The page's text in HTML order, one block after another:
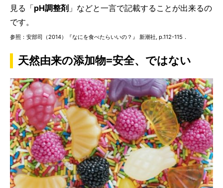
見る「pH調整剤 」などと一言で記載することが出来るの
です。
参照：安部司（2014）『なにを食べたらいいの？』 新潮社, p.112-115．
天然由来の添加物=安全、ではない